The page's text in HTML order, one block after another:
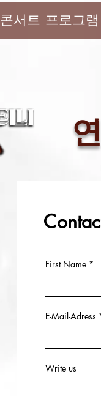
콘서트 프로그램
First Name
E-Mail-Adress
Write us